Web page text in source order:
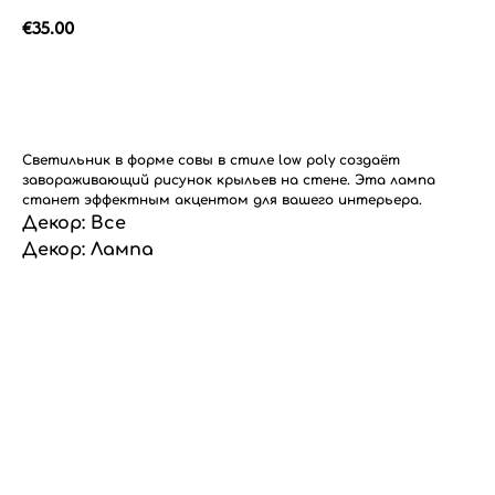
€35.00
Светильник в форме совы в стиле low poly создаёт
завораживающий рисунок крыльев на стене. Эта лампа
станет эффектным акцентом для вашего интерьера.
Декор: Все
Декор: Лампа